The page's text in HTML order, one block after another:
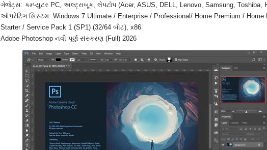
ગેજેટ્સ: કમ્પ્યુટર PC, અલ્ટ્રાબૂક, લેપટોપ (Acer, ASUS, DELL, Lenovo, Samsung, Toshiba,
ઑપરેટિંગ સિસ્ટમ: Windows 7 Ultimate / Enterprise / Professional/ Home Premium / Home
Starter / Service Pack 1 (SP1) (32/64 બીટ), x86
Adobe Photoshop નવી પૂર્ણ સંસ્કરણ (Full) 2026